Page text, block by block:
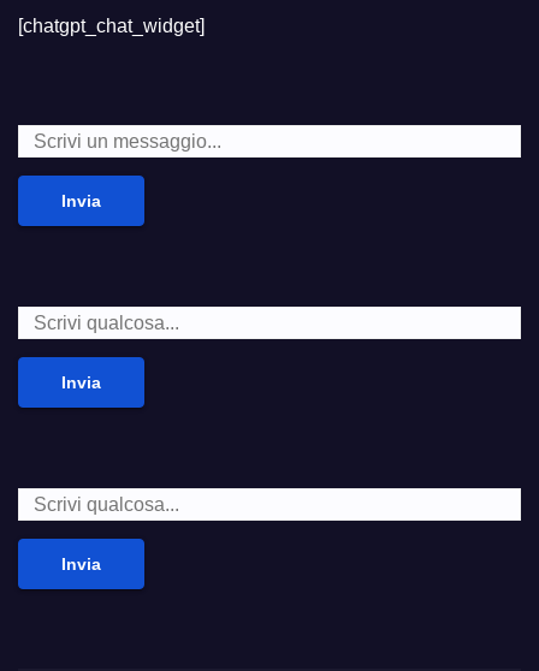
[chatgpt_chat_widget]
Invia
Invia
Invia